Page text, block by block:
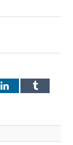
LinkedInTumblr